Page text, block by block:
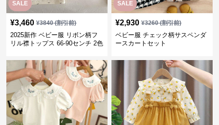
SALE
¥3,460 ¥3840(割引前)
2025新作 ベビー服 リボン柄フ
リル襟トップス 66-90センチ 2色
SALE
¥2,930 ¥3260(割引前)
ベビー服 チェック柄サスペンダ
ースカートセット